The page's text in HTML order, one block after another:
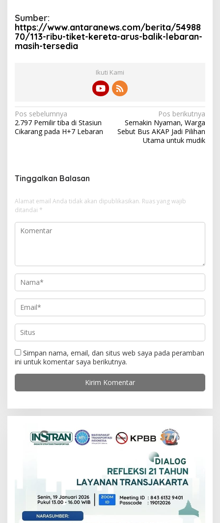
Sumber:
https://www.antaranews.com/berita/54988
70/113-ribu-tiket-kereta-arus-balik-lebaran-
masih-tersedia
Ikuti Kami
N
a
g
a
s
i
p
Pos sebelumnya
2.797 Pemilir tiba di Stasiun
Cikarang pada H+7 Lebaran
Pos berikutnya
Semakin Nyaman, Warga
Sebut Bus AKAP Jadi Pilihan
Utama untuk mudik
Tinggalkan Balasan
Alamat email Anda tidak akan dipublikasikan. Ruas yang wajib
ditandai *
Simpan nama, email, dan situs web saya pada peramban
ini untuk komentar saya berikutnya.